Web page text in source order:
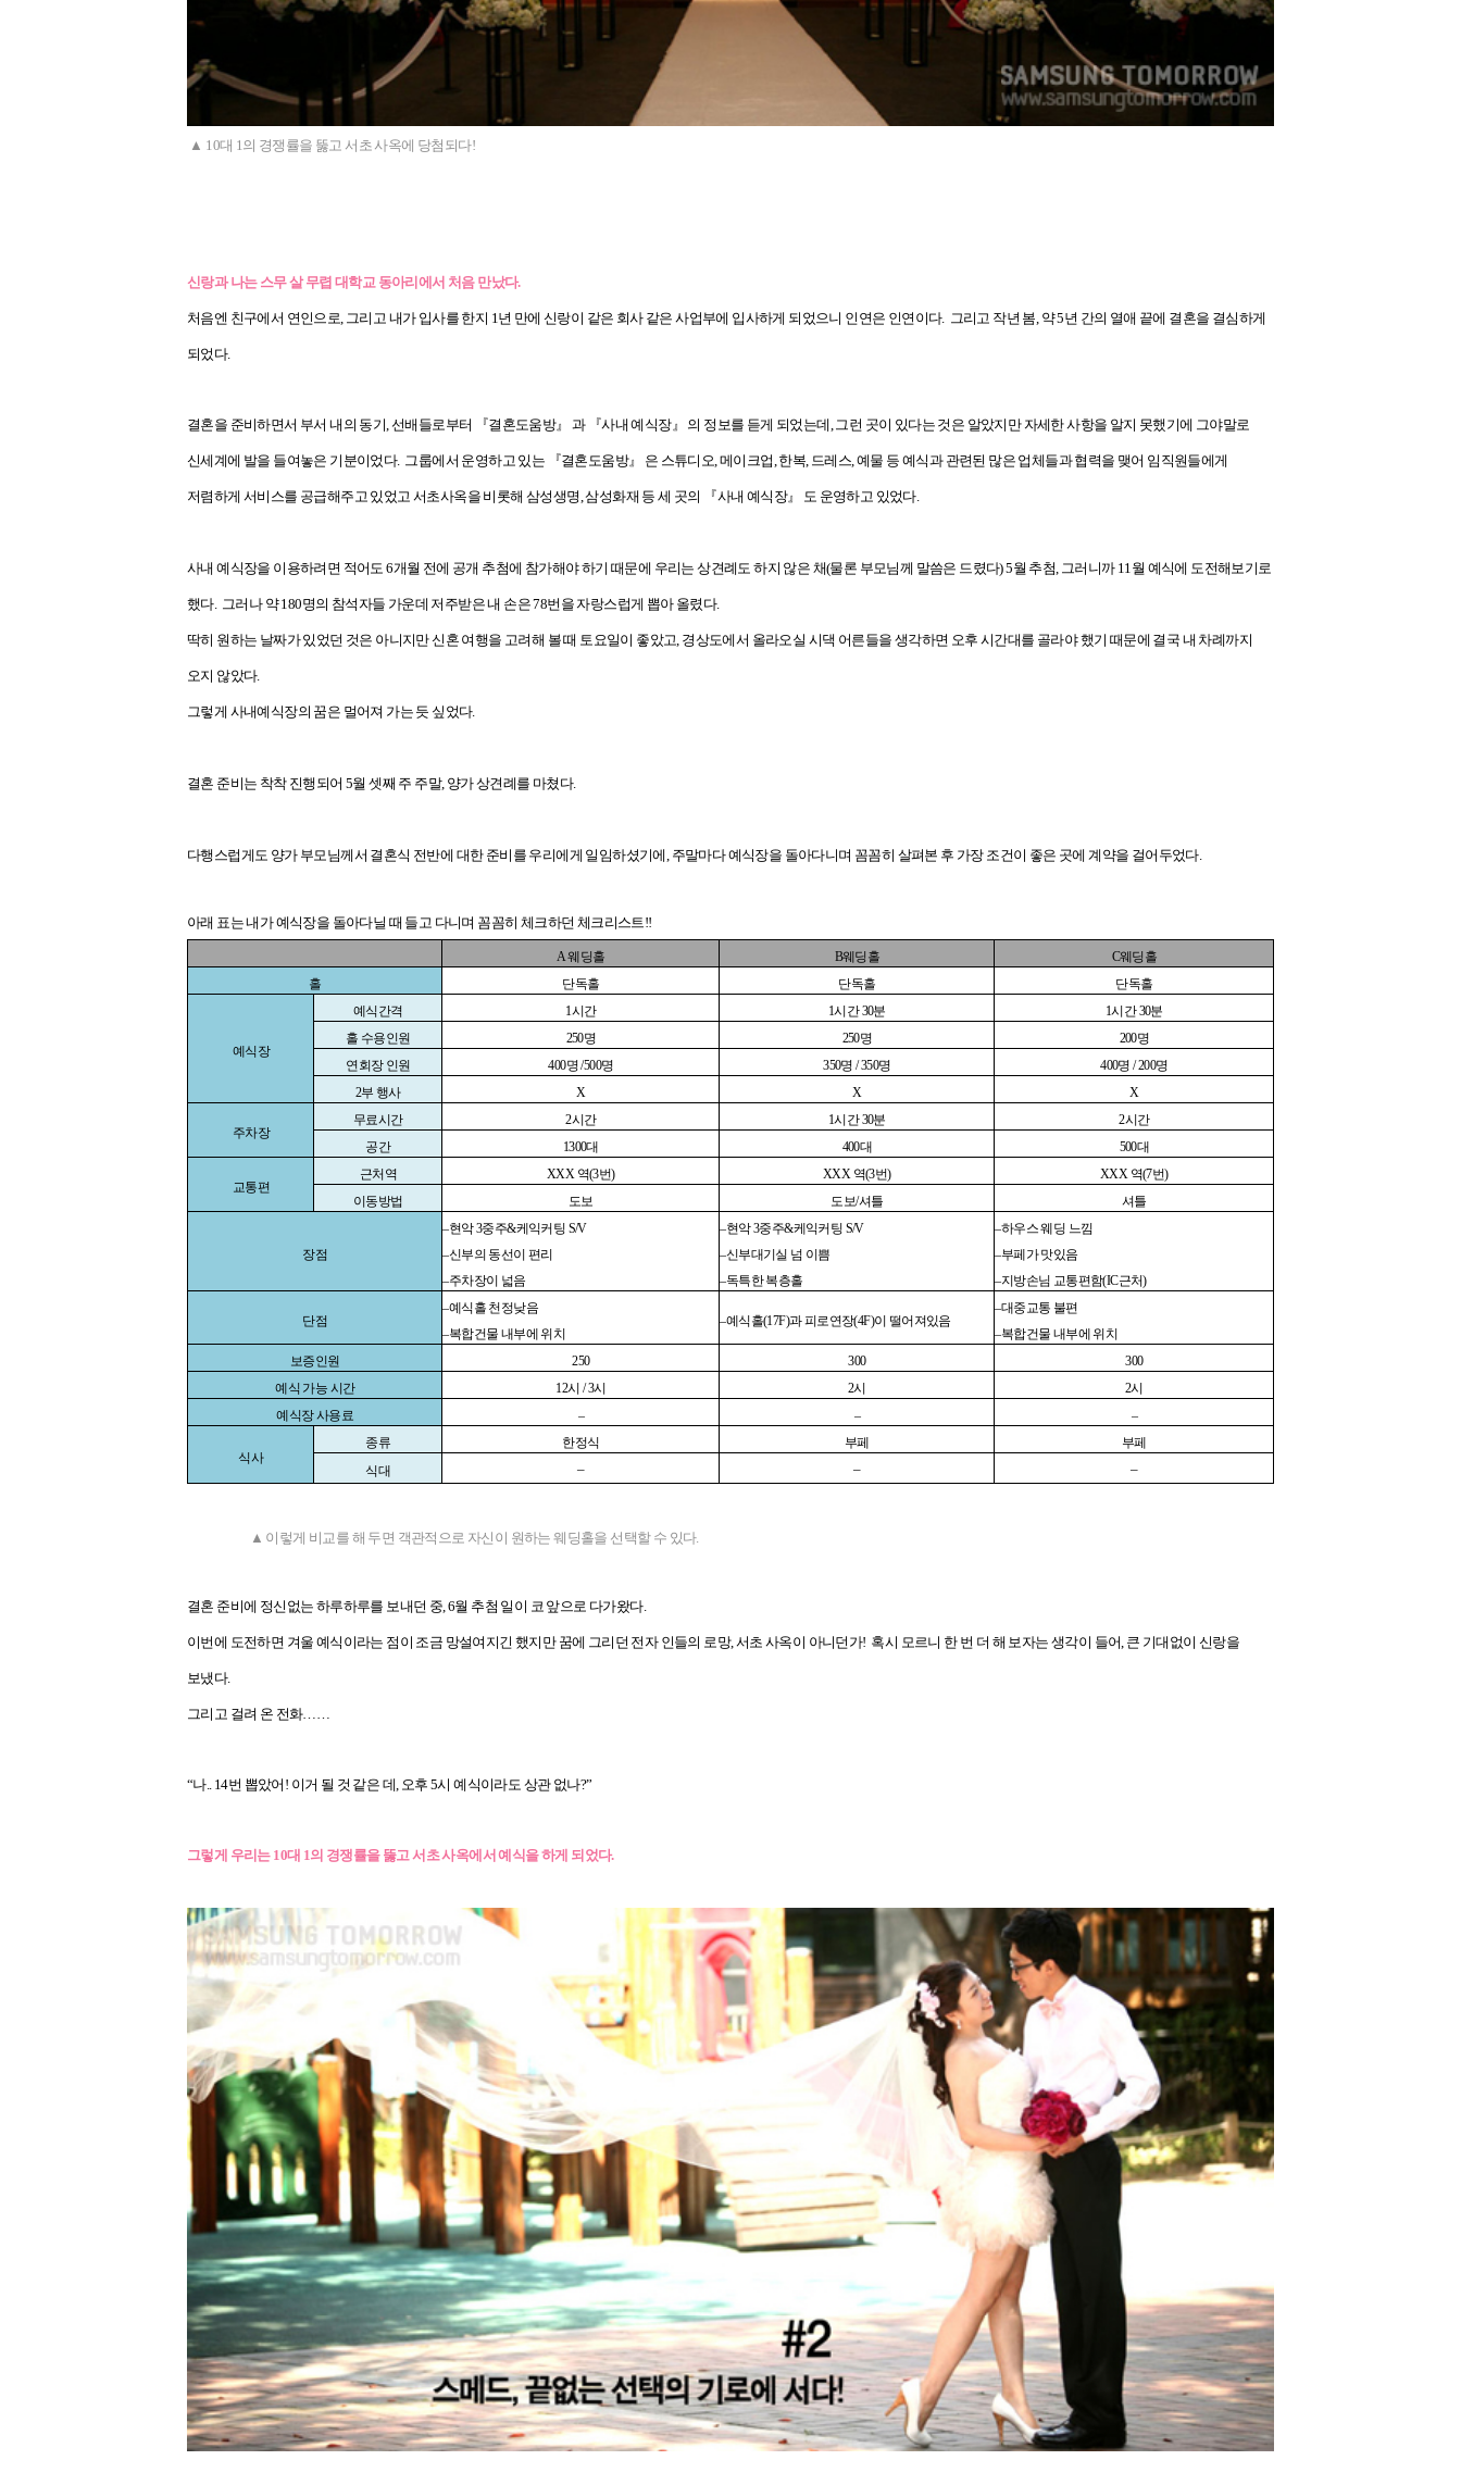
▲ 10대 1의 경쟁률을 뚫고 서초 사옥에 당첨되다!
신랑과 나는 스무 살 무렵 대학교 동아리에서 처음 만났다.
처음엔 친구에서 연인으로, 그리고 내가 입사를 한지 1년 만에 신랑이 같은 회사 같은 사업부에 입사하게 되었으니 인연은 인연이다. 그리고 작년 봄, 약 5년 간의 열애 끝에 결혼을 결심하게
되었다.
결혼을 준비하면서 부서 내의 동기, 선배들로부터 『결혼도움방』 과 『사내 예식장』 의 정보를 듣게 되었는데, 그런 곳이 있다는 것은 알았지만 자세한 사항을 알지 못했기에 그야말로
신세계에 발을 들여놓은 기분이었다. 그룹에서 운영하고 있는 『결혼도움방』 은 스튜디오, 메이크업, 한복, 드레스, 예물 등 예식과 관련된 많은 업체들과 협력을 맺어 임직원들에게
저렴하게 서비스를 공급해주고 있었고 서초사옥을 비롯해 삼성생명, 삼성화재 등 세 곳의 『사내 예식장』 도 운영하고 있었다.
사내 예식장을 이용하려면 적어도 6개월 전에 공개 추첨에 참가해야 하기 때문에 우리는 상견례도 하지 않은 채(물론 부모님께 말씀은 드렸다) 5월 추첨, 그러니까 11월 예식에 도전해보기로
했다. 그러나 약 180명의 참석자들 가운데 저주받은 내 손은 78번을 자랑스럽게 뽑아 올렸다.
딱히 원하는 날짜가 있었던 것은 아니지만 신혼 여행을 고려해 볼 때 토요일이 좋았고, 경상도에서 올라오실 시댁 어른들을 생각하면 오후 시간대를 골라야 했기 때문에 결국 내 차례까지
오지 않았다.
그렇게 사내예식장의 꿈은 멀어져 가는 듯 싶었다.
결혼 준비는 착착 진행되어 5월 셋째 주 주말, 양가 상견례를 마쳤다.
다행스럽게도 양가 부모님께서 결혼식 전반에 대한 준비를 우리에게 일임하셨기에, 주말마다 예식장을 돌아다니며 꼼꼼히 살펴본 후 가장 조건이 좋은 곳에 계약을 걸어두었다.
아래 표는 내가 예식장을 돌아다닐 때 들고 다니며 꼼꼼히 체크하던 체크리스트!!
A웨딩홀 B웨딩홀 C웨딩홀
홀
단독홀 단독홀 단독홀
예식장
예식간격 1시간 1시간30분 1시간30분
홀 수용인원
250명 250명 200명
연회장 인원
400명/500명 350명/ 350명 400명 / 200명
2부 행사 X X X
주차장
무료시간 2시간 1시간30분 2시간
공간
1300대 400대 500대
교통편
근처역 XXX 역(3번) XXX 역(3번) XXX 역(7번)
이동방법
도보 도보/셔틀 셔틀
장점
–현악3중주&케익커팅 S/V
–신부의 동선이 편리
–주차장이 넓음
–현악3중주&케익커팅 S/V
–신부대기실 넘 이쁨
–독특한 복층홀
–하우스 웨딩 느낌
–부페가 맛있음
–지방손님 교통편함(IC근처)
단점
–예식홀 천정낮음
–복합건물 내부에 위치
–예식홀(17F)과 피로연장(4F)이 떨어져있음
–대중교통 불편
–복합건물 내부에 위치
보증인원
250 300
300
예식 가능 시간
12시 / 3시 2시 2시
예식장 사용료
– – –
식사
종류 한정식 부페
부페
식대
– – –
▲ 이렇게 비교를 해 두면 객관적으로 자신이 원하는 웨딩홀을 선택할 수 있다.
결혼 준비에 정신없는 하루하루를 보내던 중, 6월 추첨 일이 코 앞으로 다가왔다.
이번에 도전하면 겨울 예식이라는 점이 조금 망설여지긴 했지만 꿈에 그리던 전자 인들의 로망, 서초 사옥이 아니던가! 혹시 모르니 한 번 더 해 보자는 생각이 들어, 큰 기대없이 신랑을
보냈다.
그리고 걸려 온 전화……
“나.. 14번 뽑았어! 이거 될 것 같은 데, 오후 5시 예식이라도 상관 없나?”
그렇게 우리는 10대 1의 경쟁률을 뚫고 서초 사옥에서 예식을 하게 되었다.